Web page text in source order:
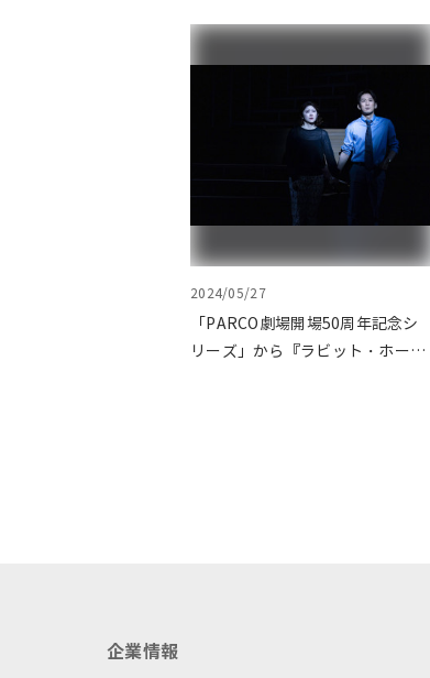
2024/05/27
「PARCO劇場開場50周年記念シ
リーズ」から『ラビット・ホー
企業情報